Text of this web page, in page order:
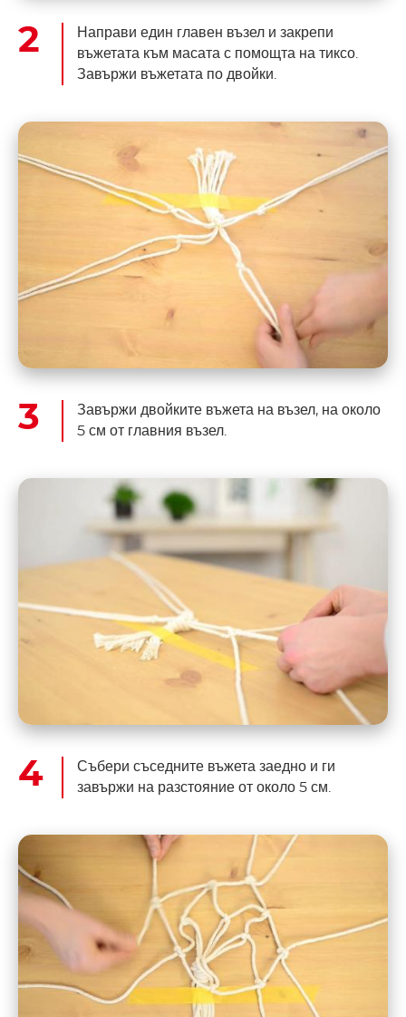
Направи един главен възел и закрепи
въжетата към масата с помощта на тиксо.
Завържи въжетата по двойки.
Завържи двойките въжета на възел, на около
5 см от главния възел.
Събери съседните въжета заедно и ги
завържи на разстояние от около 5 см.